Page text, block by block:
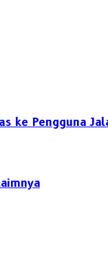
ke Pengguna